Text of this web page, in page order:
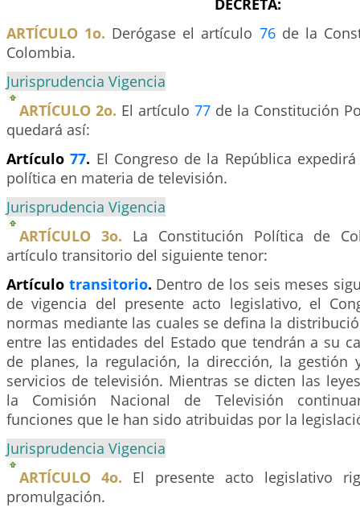
DECRETA:
ARTÍCULO 1o. Derógase el artículo 76de la
Colombia.
Jurisprudencia Vigencia
ARTÍCULO 2o. El artículo 77 de la Constitución
quedará así:
Artículo77. El Congreso de la República
política en materia de televisión.
Jurisprudencia Vigencia
ARTÍCULO 3o. La Constitución Política de
artículo transitorio del siguiente tenor:
Artículo transitorio. Dentro de los seis meses
de vigencia del presente acto legislativo, el
normas mediante las cuales se defina la
entre las entidades del Estado que tendrán a su
de planes, la regulación, la dirección, la
servicios de televisión. Mientras se dicten las
la Comisión Nacional de Televisión
funciones que le han sido atribuidas por la
Jurisprudencia Vigencia
ARTÍCULO 4o. El presente acto legislativo
promulgación.